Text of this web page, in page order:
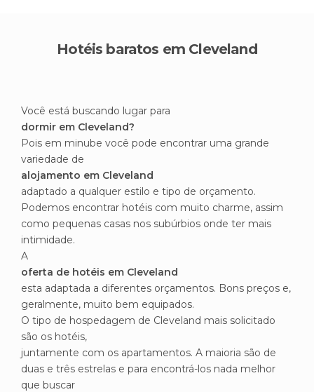
Hotéis baratos em Cleveland
Você está buscando lugar para
dormir em Cleveland?
Pois em minube você pode encontrar uma grande
variedade de
alojamento em Cleveland
adaptado a qualquer estilo e tipo de orçamento.
Podemos encontrar hotéis com muito charme, assim
como pequenas casas nos subúrbios onde ter mais
intimidade.
A
oferta de hotéis em Cleveland
esta adaptada a diferentes orçamentos. Bons preços e,
geralmente, muito bem equipados.
O tipo de hospedagem de Cleveland mais solicitado
são os hotéis,
juntamente com os apartamentos. A maioria são de
duas e três estrelas e para encontrá-los nada melhor
que buscar